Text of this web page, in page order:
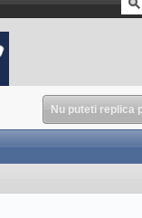
Nu puteti replica